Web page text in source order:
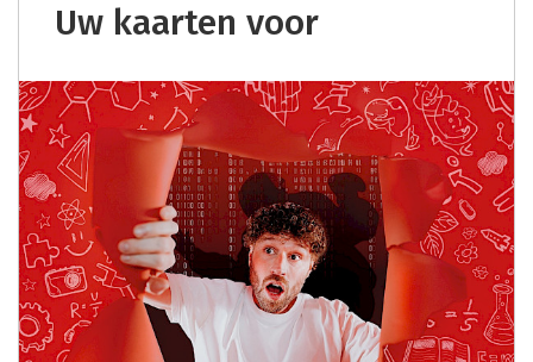
uw kaarten voor